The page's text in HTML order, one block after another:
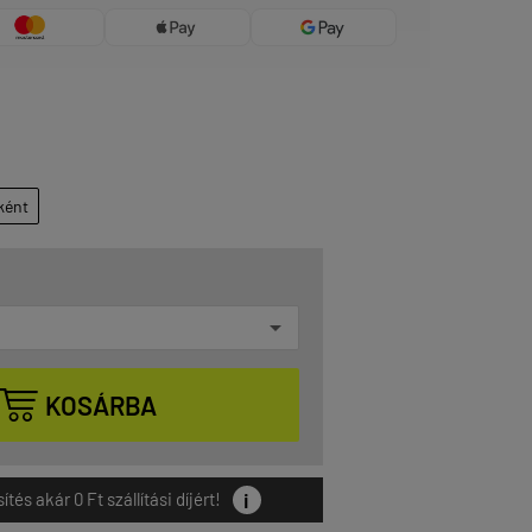
 KOSÁRBA
akár 0 Ft szállítási díjért! i